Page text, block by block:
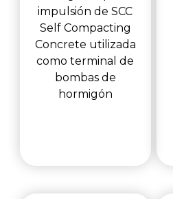
impulsión de SCC
Self Compacting
Concrete utilizada
como terminal de
bombas de
hormigón